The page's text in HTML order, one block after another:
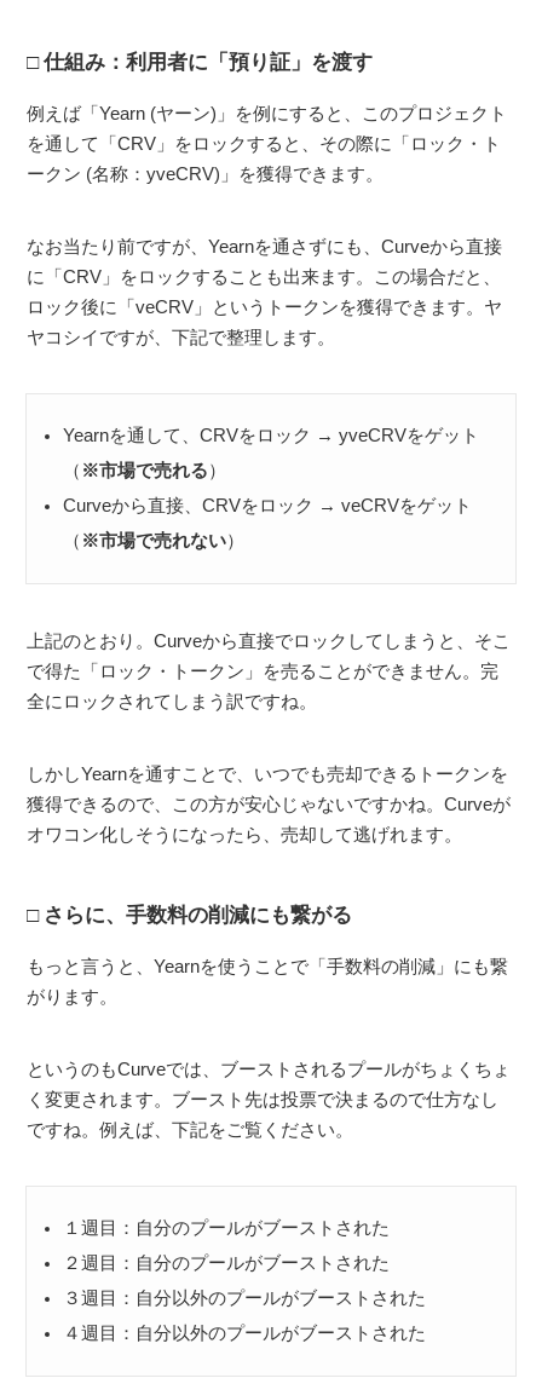
仕組み：利用者に「預り証」を渡す
例えば「Yearn (ヤーン)」を例にすると、このプロジェクト
を通して「CRV」をロックすると、その際に「ロック・ト
ークン (名称：yveCRV)」を獲得できます。
なお当たり前ですが、Yearnを通さずにも、Curveから直接
に「CRV」をロックすることも出来ます。この場合だと、
ロック後に「veCRV」というトークンを獲得できます。ヤ
ヤコシイですが、下記で整理します。
Yearnを通して、CRVをロック → yveCRVをゲット
（ ※市場で売れる）
Curveから直接、CRVをロック → veCRVをゲット
（ ※市場で売れない）
上記のとおり。Curveから直接でロックしてしまうと、そこ
で得た「ロック・トークン」を売ることができません。完
全にロックされてしまう訳ですね。
しかしYearnを通すことで、いつでも売却できるトークンを
獲得できるので、この方が安心じゃないですかね。Curveが
オワコン化しそうになったら、売却して逃げれます。
さらに、手数料の削減にも繋がる
もっと言うと、Yearnを使うことで「手数料の削減」にも繋
がります。
というのもCurveでは、ブーストされるプールがちょくちょ
く変更されます。ブースト先は投票で決まるので仕方なし
ですね。例えば、下記をご覧ください。
１週目：自分のプールがブーストされた
２週目：自分のプールがブーストされた
３週目：自分以外のプールがブーストされた
４週目：自分以外のプールがブーストされた